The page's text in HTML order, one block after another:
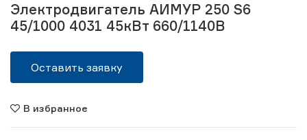
Электродвигатель АИМУР 250 S6
45/1000 4031 45кВт 660/1140В
Оставить заявку
В избранное